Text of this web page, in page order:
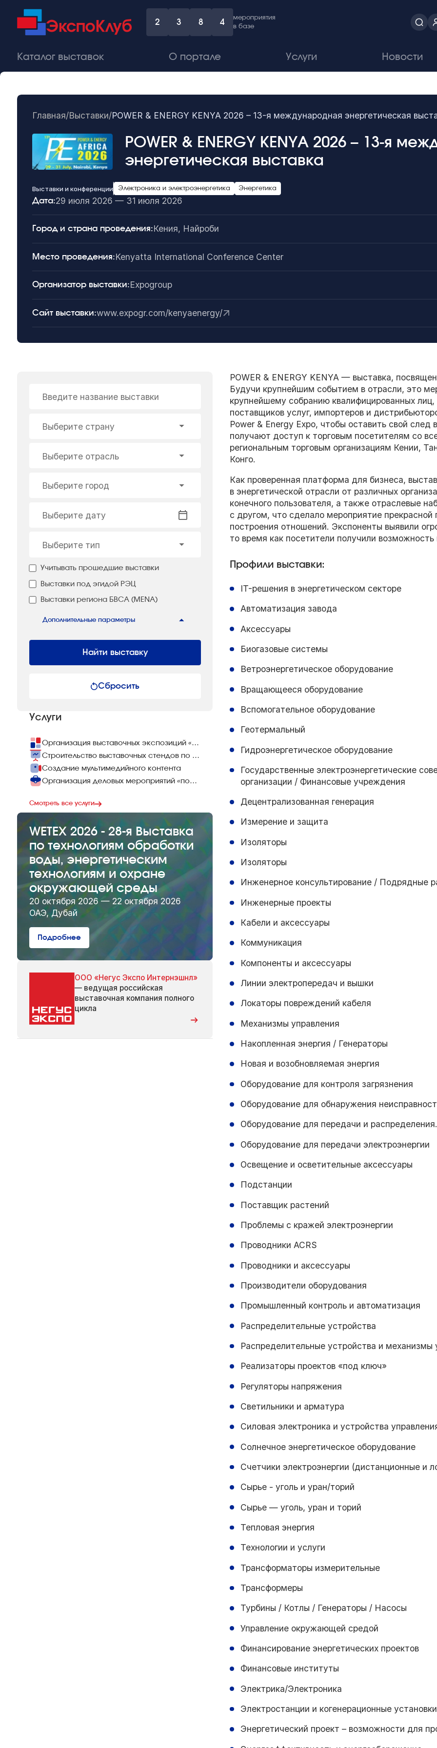
2 3 8 4
мероприятия
в базе
Каталог выставок О портале Услуги Новости
Главная/Выставки/POWER & ENERGY KENYA 2026 – 13-я международная энергетическая
POWER & ENERGY KENYA 2026 – 13-я
энергетическая выставка
Выставки и конференции Электроника и электроэнергетика Энергетика
Дата:29 июля 2026 — 31 июля 2026
Город и страна проведения:Кения, Найроби
Место проведения:Kenyatta International Conference Center
Организатор выставки:Expogroup
Сайт выставки:www.expogr.com/kenyaenergy/
Введите название выставки
Выберите страну
Выберите отрасль
Выберите город
Выберите дату
Выберите тип
Учитывать прошедшие выставки
Выставки под эгидой РЭЦ
Выставки региона БВСА (MENA)
Дополнительные параметры
Найти выставку
Сбросить
Услуги
Организация выставочных экспозиций «под ключ»
Строительство выставочных стендов по всему миру
Создание мультимедийного контента
Организация деловых мероприятий «под ключ»
Смотреть все услуги
WETEX 2026 - 28-я Выставка
по технологиям обработки
воды, энергетическим
технологиям и охране
окружающей среды
20 октября 2026 — 22 октября 2026
ОАЭ, Дубай
Подробнее
ООО «Негус Экспо Интернэшнл»
— ведущая российская
выставочная компания полного
цикла
POWER & ENERGY KENYA — выставка,
Будучи крупнейшим событием в отрасли, это
крупнейшему собранию квалифицированных
поставщиков услуг, импортеров и
Power & Energy Expo, чтобы оставить свой
получают доступ к торговым посетителям со
региональным торговым организациям Кении,
Конго.
Как проверенная платформа для бизнеса,
в энергетической отрасли от различных
конечного пользователя, а также отраслевые
с другом, что сделало мероприятие
построения отношений. Экспоненты выявили
то время как посетители получили
Профили выставки:
IT-решения в энергетическом секторе
Автоматизация завода
Аксессуары
Биогазовые системы
Ветроэнергетическое оборудование
Вращающееся оборудование
Вспомогательное оборудование
Геотермальный
Гидроэнергетическое оборудование
Государственные электроэнергетические
организации / Финансовые учреждения
Децентрализованная генерация
Измерение и защита
Изоляторы
Изоляторы
Инженерное консультирование / Подрядные
Инженерные проекты
Кабели и аксессуары
Коммуникация
Компоненты и аксессуары
Линии электропередач и вышки
Локаторы повреждений кабеля
Механизмы управления
Накопленная энергия / Генераторы
Новая и возобновляемая энергия
Оборудование для контроля загрязнения
Оборудование для обнаружения
Оборудование для передачи и распределения.
Оборудование для передачи электроэнергии
Освещение и осветительные аксессуары
Подстанции
Поставщик растений
Проблемы с кражей электроэнергии
Проводники ACRS
Проводники и аксессуары
Производители оборудования
Промышленный контроль и автоматизация
Распределительные устройства
Распределительные устройства и механизмы
Реализаторы проектов «под ключ»
Регуляторы напряжения
Светильники и арматура
Силовая электроника и устройства
Солнечное энергетическое оборудование
Счетчики электроэнергии (дистанционные и
Сырье - уголь и уран/торий
Сырье — уголь, уран и торий
Тепловая энергия
Технологии и услуги
Трансформаторы измерительные
Трансформеры
Турбины / Котлы / Генераторы / Насосы
Управление окружающей средой
Финансирование энергетических проектов
Финансовые институты
Электрика/Электроника
Электростанции и когенерационные установки
Энергетический проект – возможности для